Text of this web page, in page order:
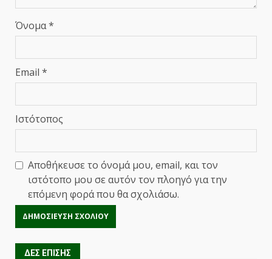
Όνομα*
Email *
Ιστότοπος
Αποθήκευσε το όνομά μου, email, και τον
ιστότοπο μου σε αυτόν τον πλοηγό για την
επόμενη φορά που θα σχολιάσω.
ΔΕΣ ΕΠΙΣΗΣ